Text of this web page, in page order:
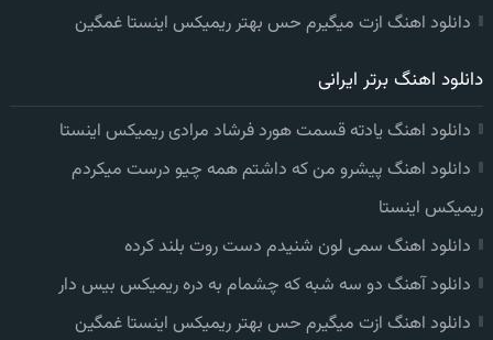
دانلود اهنگ ازت میگیرم حس بهتر ریمیکس اینستا غمگین
دانلود اهنگ برتر ایرانی
دانلود اهنگ یادته قسمت هورد فرشاد مرادی ریمیکس اینستا
دانلود اهنگ پیشرو من که داشتم همه چیو درست میکردم
ریمیکس اینستا
دانلود اهنگ سمی لون شنیدم دست روت بلند کرده
دانلود آهنگ دو سه شبه که چشمام به دره ریمیکس بیس دار
دانلود اهنگ ازت میگیرم حس بهتر ریمیکس اینستا غمگین